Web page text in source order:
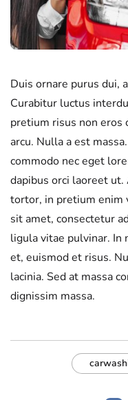
Duis ornare purus dui,
Curabitur luctus
pretium risus non eros
arcu. Nulla a est
commodo nec eget
dapibus orci laoreet
tortor, in pretium enim
sit amet, consectetur
ligula vitae pulvinar.
et, euismod et risus.
lacinia. Sed at massa
dignissim massa.